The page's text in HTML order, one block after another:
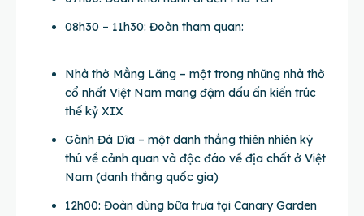
08h30 – 11h30: Đoàn tham quan:
Nhà thờ Mằng Lăng – một trong những nhà thờ
cổ nhất Việt Nam mang đậm dấu ấn kiến trúc
thế kỷ XIX
Gành Đá Dĩa – một danh thắng thiên nhiên kỳ
thú về cảnh quan và độc đáo về địa chất ở Việt
Nam (danh thắng quốc gia)
12h00: Đoàn dùng bữa trưa tại Canary Garden